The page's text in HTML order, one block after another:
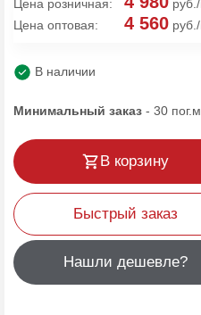
Цена розничная:
Цена оптовая:
4 560
В наличии
Минимальный заказ - 30 пог.м
В корзину
Быстрый заказ
Нашли дешевле?